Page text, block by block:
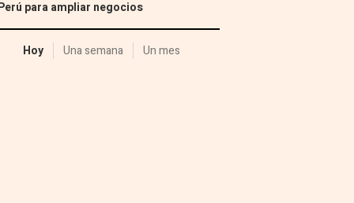
para ampliar negocios
Hoy Una semana Un mes